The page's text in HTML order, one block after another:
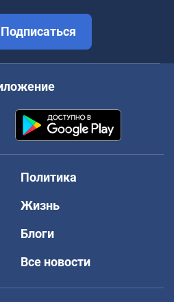
Подписаться
Политика
Жизнь
Блоги
Все новости